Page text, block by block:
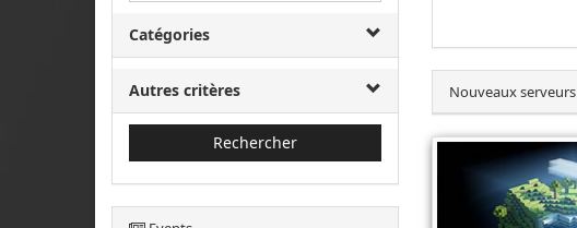
Catégories
Autres critères
Rechercher
Nouveaux serveurs